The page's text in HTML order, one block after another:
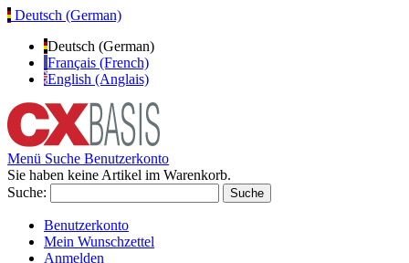
Deutsch (German)
Deutsch (German)
Français (French)
English (Anglais)
Menü Suche Benutzerkonto
Sie haben keine Artikel im Warenkorb.
Suche:
Suche
Benutzerkonto
Mein Wunschzettel
Anmelden